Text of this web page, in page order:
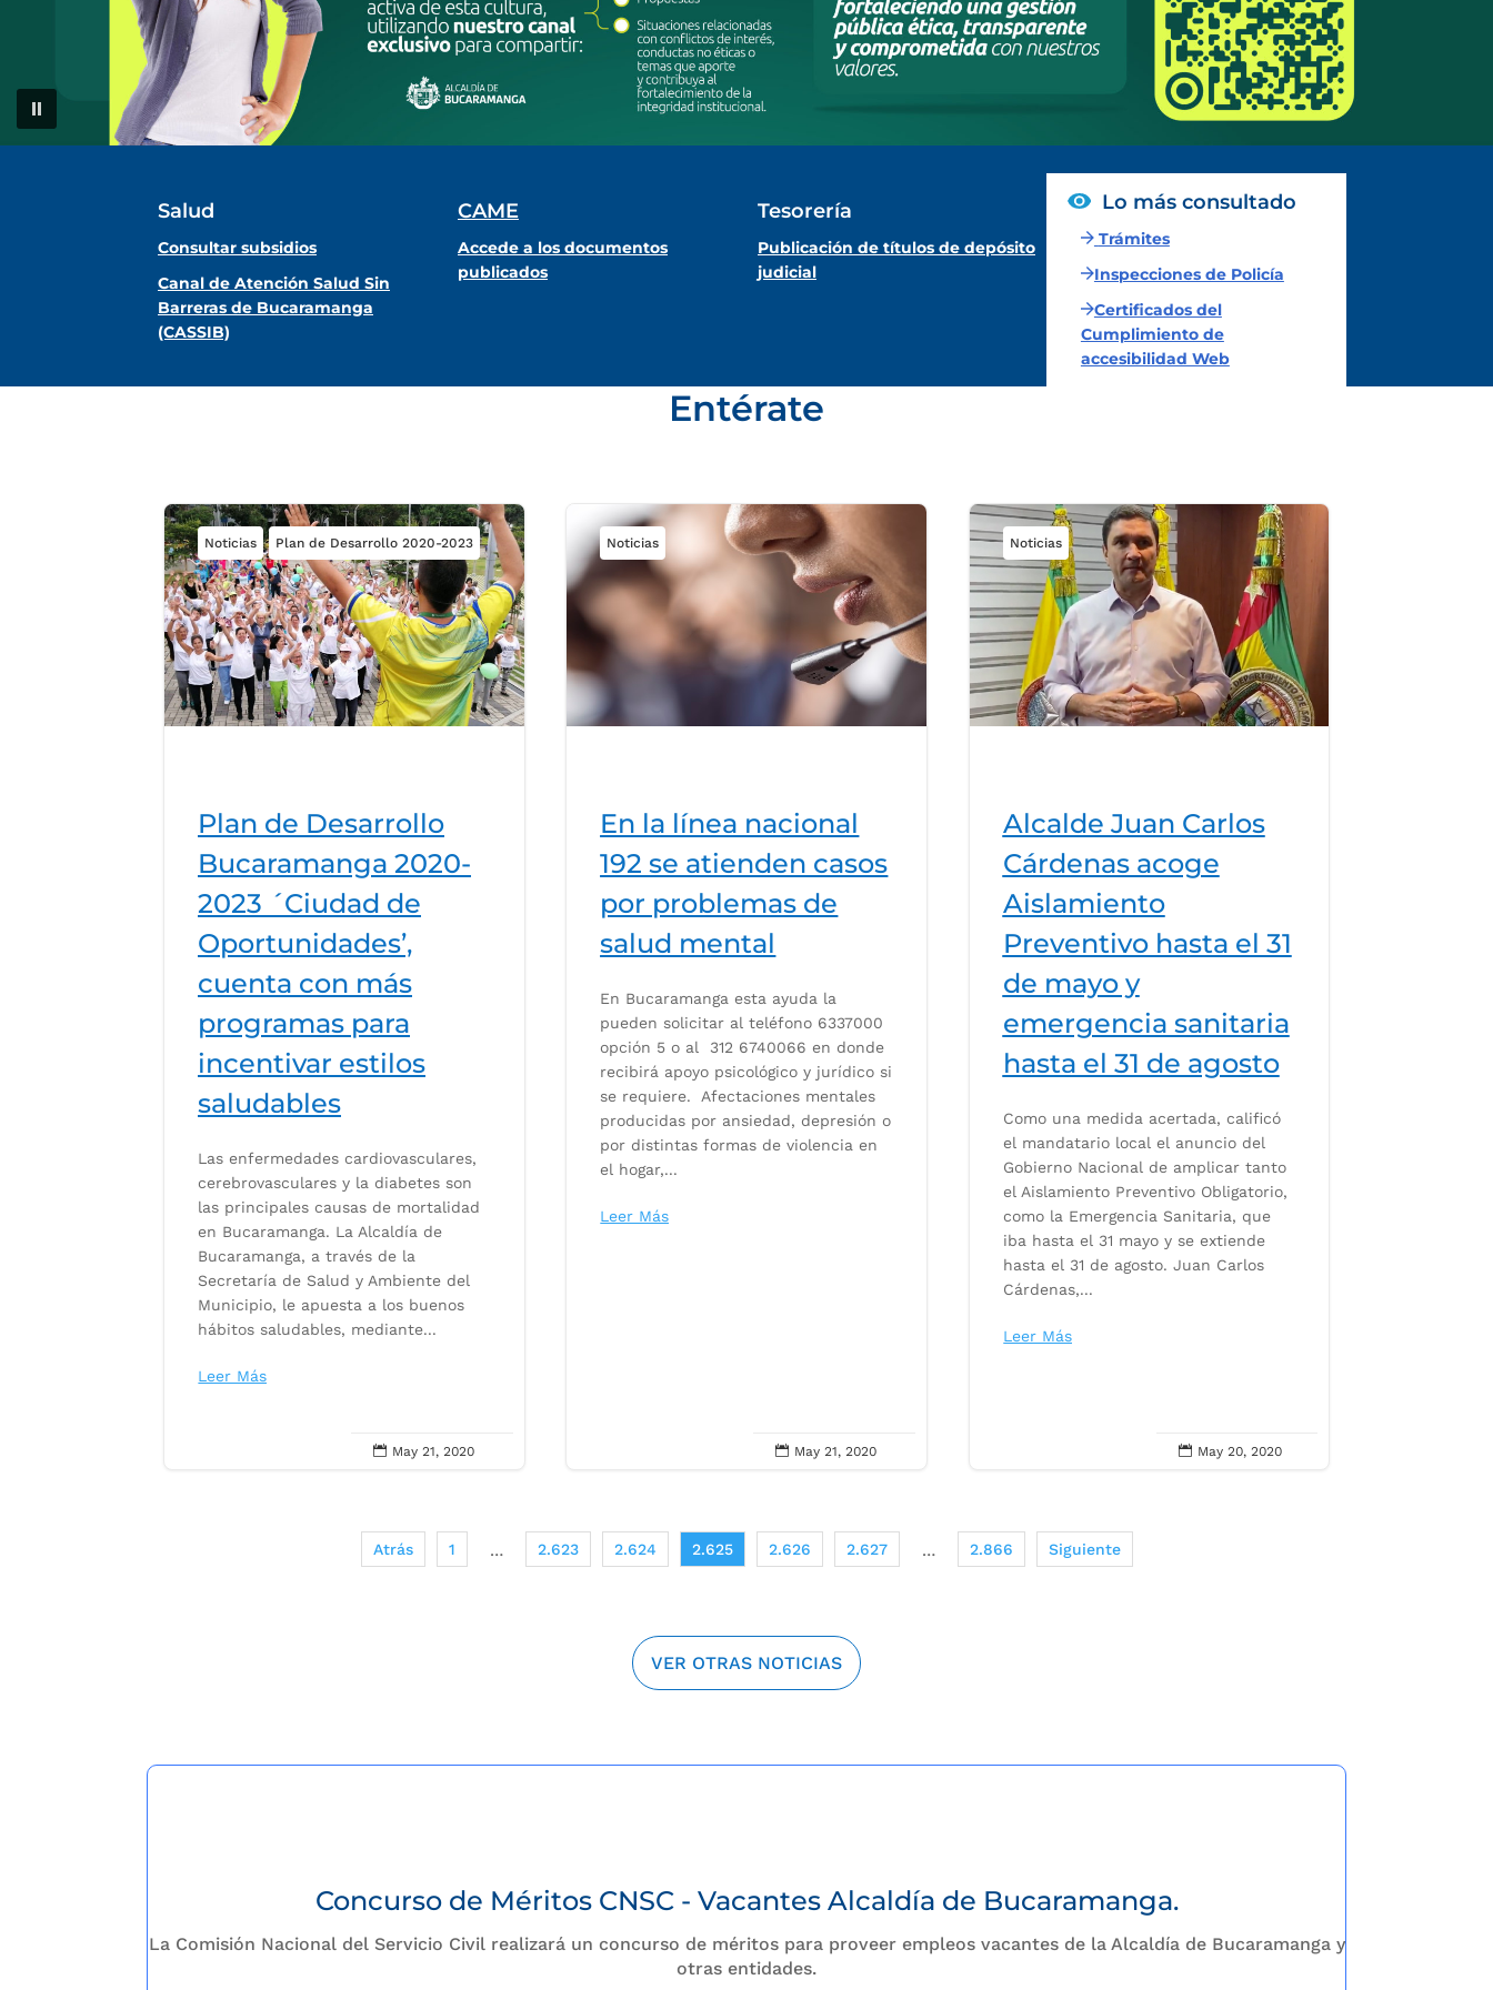
Salud
Consultar subsidios
Canal de Atención Salud Sin
Barreras de Bucaramanga
(CASSIB)
CAME
Accede a los documentos
publicados
Tesorería
Publicación de títulos de depósito
judicial
Lo más consultado
Trámites
Inspecciones de Policía
Certificados del
Cumplimiento de
accesibilidad Web
Entérate
Noticias Plan de Desarrollo 2020-2023
Plan de Desarrollo
Bucaramanga 2020-
2023 ´Ciudad de
Oportunidades’,
cuenta con más
programas para
incentivar estilos
saludables
Las enfermedades cardiovasculares,
cerebrovasculares y la diabetes son
las principales causas de mortalidad
en Bucaramanga. La Alcaldía de
Bucaramanga, a través de la
Secretaría de Salud y Ambiente del
Municipio, le apuesta a los buenos
hábitos saludables, mediante...
Leer Más
 May 21, 2020
Noticias
En la línea nacional
192 se atienden casos
por problemas de
salud mental
En Bucaramanga esta ayuda la
pueden solicitar al teléfono 6337000
opción 5 o al 312 6740066 en donde
recibirá apoyo psicológico y jurídico si
se requiere. Afectaciones mentales
producidas por ansiedad, depresión o
por distintas formas de violencia en
el hogar,...
Leer Más
 May 21, 2020
Noticias
Alcalde Juan Carlos
Cárdenas acoge
Aislamiento
Preventivo hasta el 31
de mayo y
emergencia sanitaria
hasta el 31 de agosto
Como una medida acertada, calificó
el mandatario local el anuncio del
Gobierno Nacional de amplicar tanto
el Aislamiento Preventivo Obligatorio,
como la Emergencia Sanitaria, que
iba hasta el 31 mayo y se extiende
hasta el 31 de agosto. Juan Carlos
Cárdenas,...
Leer Más
 May 20, 2020
Atrás 1 … 2.623 2.624 2.625 2.626 2.627 … 2.866 Siguiente
VER OTRAS NOTICIAS
Concurso de Méritos CNSC - Vacantes Alcaldía de Bucaramanga.
La Comisión Nacional del Servicio Civil realizará un concurso de méritos para proveer empleos vacantes de la Alcaldía de Bucaramanga y
otras entidades.
Concurso de Méritos CNSC - Vacantes Alcaldía de Bucaramanga.
La Comisión Nacional del Servicio Civil realizará un concurso de méritos para proveer empleos vacantes de la Alcaldía de Bucaramanga y
otras entidades.